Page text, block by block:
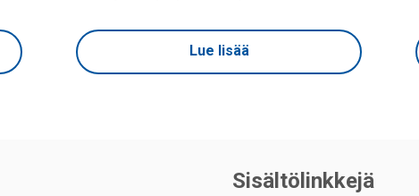
Lue lisää
Sisältölinkkejä